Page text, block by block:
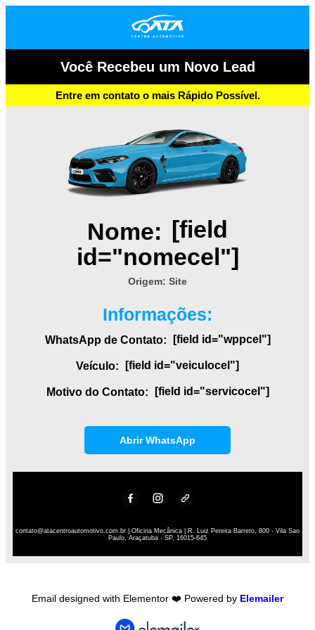
Você Recebeu um Novo Lead
Entre em contato o mais Rápido Possível.
Nome:
[field
id="nomecel"]
Origem: Site
Informações:
WhatsApp de Contato: [field id="wppcel"]
Veículo: [field id="veiculocel"]
Motivo do Contato: [field id="servicocel"]
Abrir WhatsApp
contato@atacentroautomotivo.com.br | Oficina Mecânica | R. Luiz Pereira Barreto, 800 - Vila Sao
Paulo, Araçatuba - SP, 16015-645
Email designed with Elementor ❤️ Powered by Elemailer